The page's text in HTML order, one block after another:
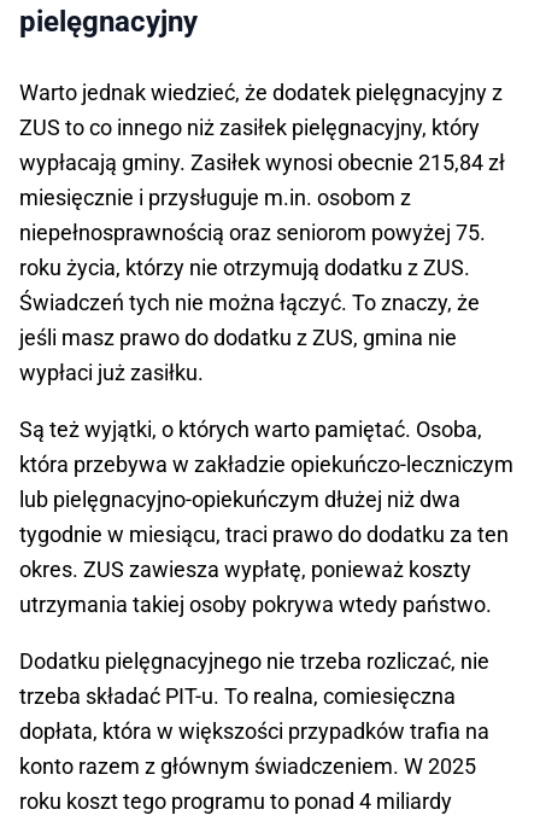
pielęgnacyjny
Warto jednak wiedzieć, że dodatek pielęgnacyjny z
ZUS to co innego niż zasiłek pielęgnacyjny, który
wypłacają gminy. Zasiłek wynosi obecnie 215,84 zł
miesięcznie i przysługuje m.in. osobom z
niepełnosprawnością oraz seniorom powyżej 75.
roku życia, którzy nie otrzymują dodatku z ZUS.
Świadczeń tych nie można łączyć. To znaczy, że
jeśli masz prawo do dodatku z ZUS, gmina nie
wypłaci już zasiłku.
Są też wyjątki, o których warto pamiętać. Osoba,
która przebywa w zakładzie opiekuńczo-leczniczym
lub pielęgnacyjno-opiekuńczym dłużej niż dwa
tygodnie w miesiącu, traci prawo do dodatku za ten
okres. ZUS zawiesza wypłatę, ponieważ koszty
utrzymania takiej osoby pokrywa wtedy państwo.
Dodatku pielęgnacyjnego nie trzeba rozliczać, nie
trzeba składać PIT-u. To realna, comiesięczna
dopłata, która w większości przypadków trafia na
konto razem z głównym świadczeniem. W 2025
roku koszt tego programu to ponad 4 miliardy